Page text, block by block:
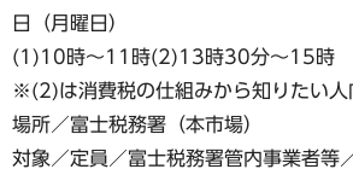
日（月曜日）
(1)10時～11時(2)13時30分～15時
※(2)は消費税の仕組みから知りたい人
場所／富士税務署（本市場）
対象／定員／富士税務署管内事業者等